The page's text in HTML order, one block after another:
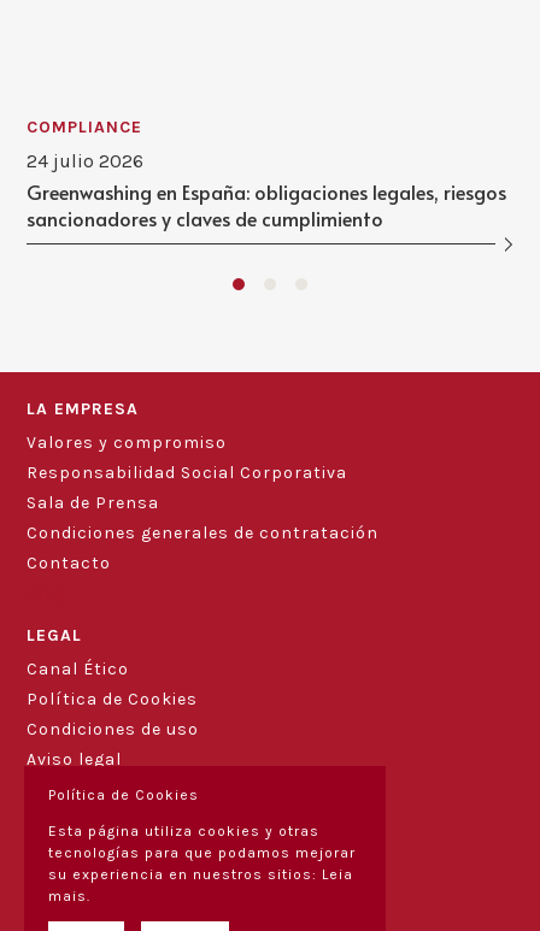
COMPLIANCE
24 julio 2026
Greenwashing en España: obligaciones legales, riesgos
sancionadores y claves de cumplimiento
LA EMPRESA
Valores y compromiso
Responsabilidad Social Corporativa
Sala de Prensa
Condiciones generales de contratación
Contacto
LEGAL
Canal Ético
Política de Cookies
Condiciones de uso
Aviso legal
Política de Cookies
Esta página utiliza cookies y otras
tecnologías para que podamos mejorar
su experiencia en nuestros sitios: Leia
mais.